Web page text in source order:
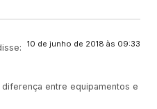
10 de junho de 2018 às 09:33
entre equipamentos e